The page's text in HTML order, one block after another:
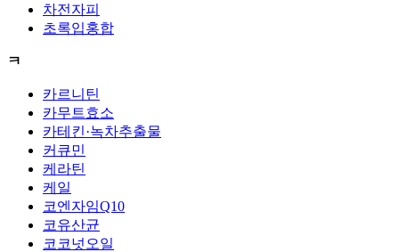
차전자피
초록입홍합
ㅋ
카르니틴
카무트효소
카테킨·녹차추출물
커큐민
케라틴
케일
코엔자임Q10
코유산균
코코넛오일